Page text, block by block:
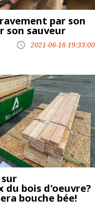
par son
son sauveur
2021-06-16 19:33:00
bois d'oeuvre?
bouche bée!